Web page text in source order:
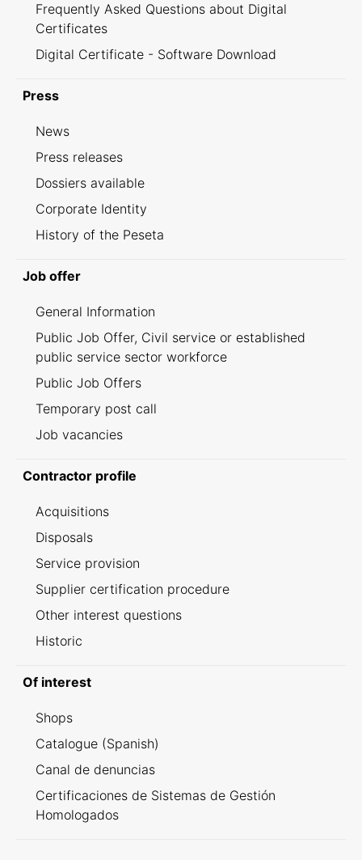
Frequently Asked Questions about Digital
Certificates
Digital Certificate - Software Download
Press
News
Press releases
Dossiers available
Corporate Identity
History of the Peseta
Job offer
General Information
Public Job Offer, Civil service or established
public service sector workforce
Public Job Offers
Temporary post call
Job vacancies
Contractor profile
Acquisitions
Disposals
Service provision
Supplier certification procedure
Other interest questions
Historic
Of interest
Shops
Catalogue (Spanish)
Canal de denuncias
Certificaciones de Sistemas de Gestión
Homologados